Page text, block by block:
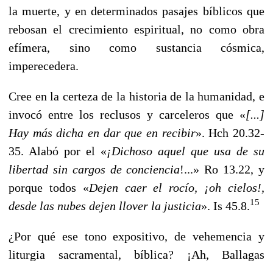
la muerte, y en determinados pasajes bíblicos que
rebosan el crecimiento espiritual, no como obra
efímera, sino como sustancia cósmica,
imperecedera.
Cree en la certeza de la historia de la humanidad, e
invocó entre los reclusos y carceleros que «[...]
Hay más dicha en dar que en recibir». Hch 20.32-
35. Alabó por el «¡Dichoso aquel que usa de su
libertad sin cargos de conciencia!...» Ro 13.22, y
porque todos «Dejen caer el rocío, ¡oh cielos!,
desde las nubes dejen llover la justicia». Is 45.8.15
¿Por qué ese tono expositivo, de vehemencia y
liturgia sacramental, bíblica? ¡Ah, Ballagas